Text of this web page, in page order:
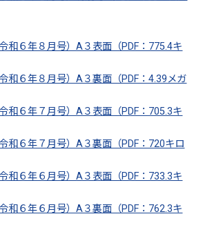
和６年８月号）A３表面（PDF：775.4キ
和６年８月号）A３裏面（PDF：4.39メガ
和６年７月号）A３表面（PDF：705.3キ
和６年７月号）A３裏面（PDF：720キロ
和６年６月号）A３表面（PDF：733.3キ
和６年６月号）A３裏面（PDF：762.3キ